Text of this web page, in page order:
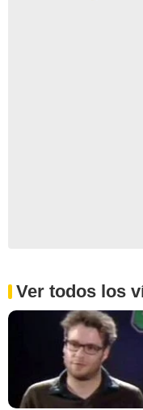
Ver todos los